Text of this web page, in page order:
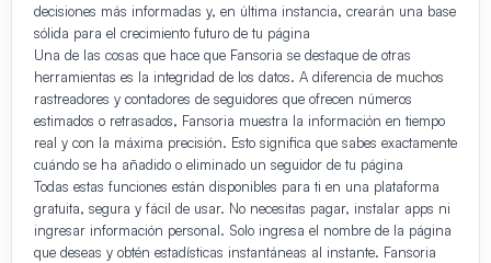
decisiones más informadas y, en última instancia, crearán una base
sólida para el crecimiento futuro de tu página
Una de las cosas que hace que Fansoria se destaque de otras
herramientas es la integridad de los datos. A diferencia de muchos
rastreadores y contadores de seguidores que ofrecen números
estimados o retrasados, Fansoria muestra la información en tiempo
real y con la máxima precisión. Esto significa que sabes exactamente
cuándo se ha añadido o eliminado un seguidor de tu página
Todas estas funciones están disponibles para ti en una plataforma
gratuita, segura y fácil de usar. No necesitas pagar, instalar apps ni
ingresar información personal. Solo ingresa el nombre de la página
que deseas y obtén estadísticas instantáneas al instante. Fansoria